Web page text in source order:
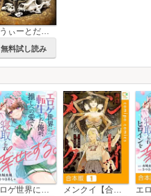
すうぃーとだーく【電子単行本】
無料試し読み